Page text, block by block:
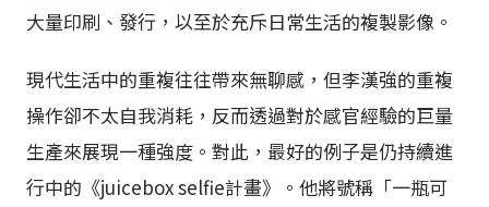
大量印刷、發行，以至於充斥日常生活的複製影像。
現代生活中的重複往往帶來無聊感，但李漢強的重複
操作卻不太自我消耗，反而透過對於感官經驗的巨量
生產來展現一種強度。對此，最好的例子是仍持續進
行中的《juicebox selfie計畫》。他將號稱「一瓶可